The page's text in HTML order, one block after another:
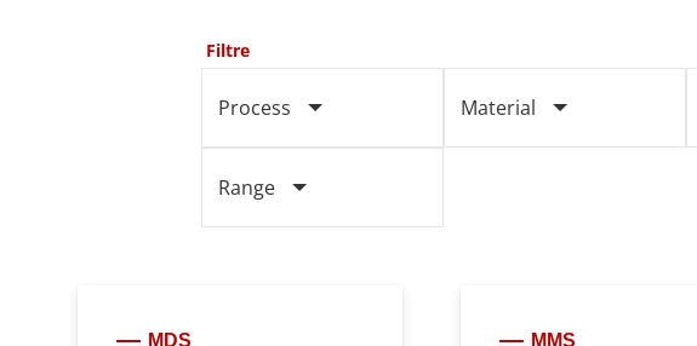
Filtre
Process Material
Range
MDS MMS